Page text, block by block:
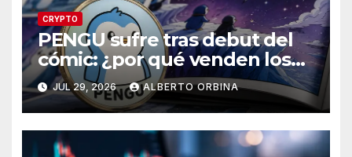
CRYPTO
PENGU sufre tras debut del
cómic: ¿por qué venden los
traders?
JUL 29, 2026 ALBERTO ORBINA